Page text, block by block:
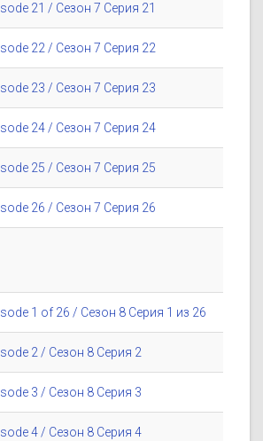
21 / Сезон 7 Серия 21
22 / Сезон 7 Серия 22
23 / Сезон 7 Серия 23
24 / Сезон 7 Серия 24
25 / Сезон 7 Серия 25
26 / Сезон 7 Серия 26
1 of 26 / Сезон 8 Серия 1 из 26
2 / Сезон 8 Серия 2
3 / Сезон 8 Серия 3
4 / Сезон 8 Серия 4